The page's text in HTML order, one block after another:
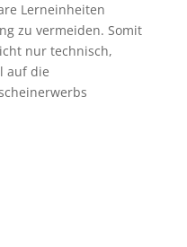
Lerneinheiten
zu vermeiden. Somit
nur technisch,
auf die